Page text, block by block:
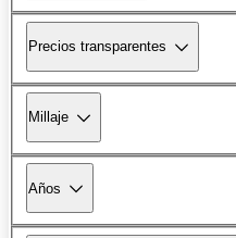
Precios transparentes
Millaje
Años